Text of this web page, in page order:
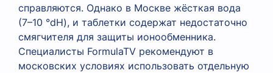
справляются. Однако в Москве жёсткая вода
(7–10 °dH), и таблетки содержат недостаточно
смягчителя для защиты ионообменника.
Специалисты FormulaTV рекомендуют в
московских условиях использовать отдельную